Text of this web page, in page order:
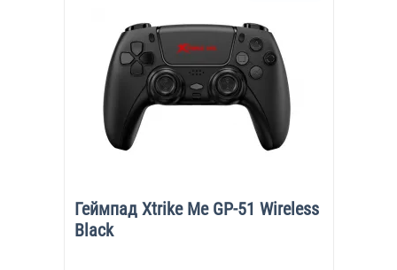
Геймпад Xtrike Me GP-51 Wireless
Black